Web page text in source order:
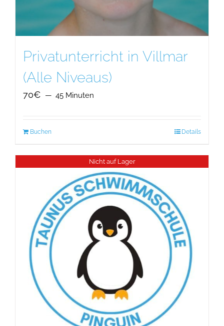
Privatunterricht in Villmar
(Alle Niveaus)
70€ 45 Minuten
Buchen Details
Nicht auf Lager